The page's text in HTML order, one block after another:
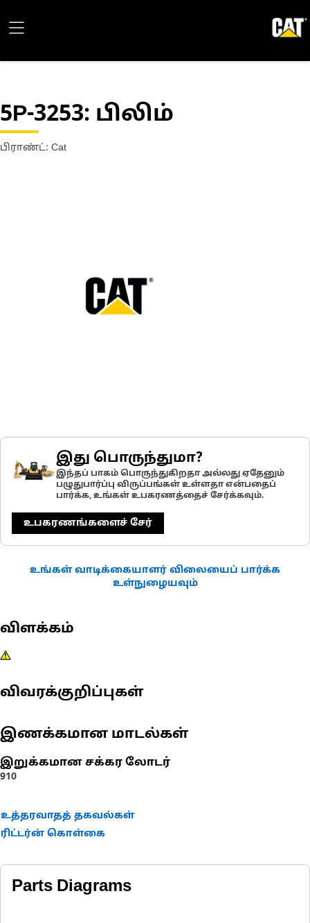
5P-3253: பிலிம்
பிராண்ட்: Cat
இது பொருந்துமா?
இந்தப் பாகம் பொருந்துகிறதா அல்லது ஏதேனும்
பழுதுபார்ப்பு விருப்பங்கள் உள்ளதா என்பதைப்
பார்க்க, உங்கள் உபகரணத்தைச் சேர்க்கவும்.
உபகரணங்களைச் சேர்
உங்கள் வாடிக்கையாளர் விலையைப் பார்க்க
உள்நுழையவும்
விளக்கம்
விவரக்குறிப்புகள்
இணக்கமான மாடல்கள்
இறுக்கமான சக்கர லோடர்
910
உத்தரவாதத் தகவல்கள்
ரிட்டர்ன் கொள்கை
Parts Diagrams